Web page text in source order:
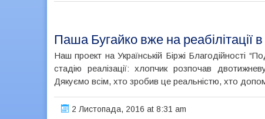
Паша Бугайко вже на реабілітації в
Наш проект на Українській Біржі Благодійності
стадію реалізації: хлопчик розпочав
Дякуємо всім, хто зробив це реальністю, хто
2 Листопада, 2016 at 8:31 am